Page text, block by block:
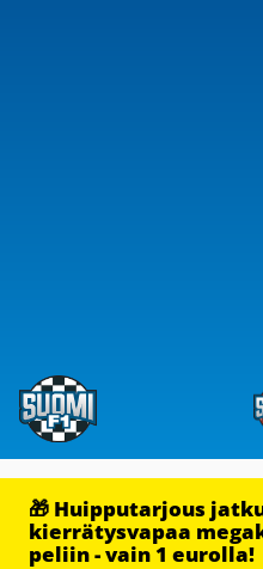
🎁 Huipputarjous
kierrätysvapaa
peliin - vain 1 eurolla!